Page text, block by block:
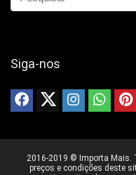
Siga-nos
2016-2019 © Importa Mais.
preços e condições deste